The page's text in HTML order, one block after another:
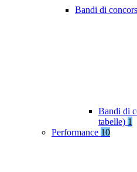
Bandi di
Bandi di
tabelle) 1
Performance 10